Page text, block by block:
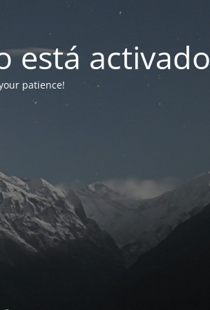
está activado
patience!